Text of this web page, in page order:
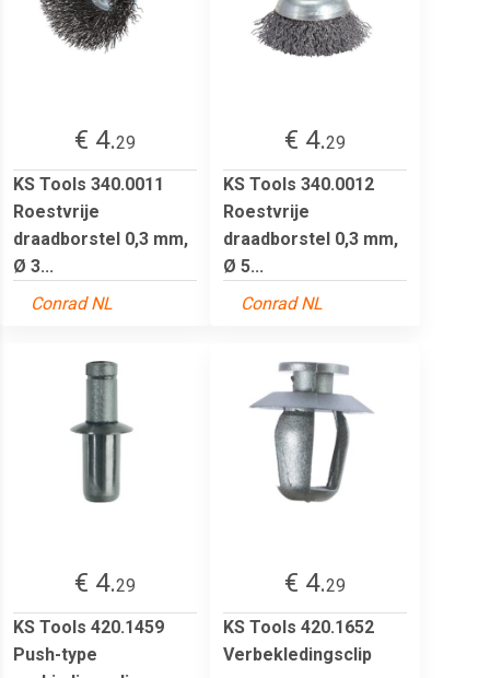
€ 4.29
KS Tools 340.0011
Roestvrije
draadborstel 0,3 mm,
Ø 3...
Conrad NL
€ 4.29
KS Tools 340.0012
Roestvrije
draadborstel 0,3 mm,
Ø 5...
Conrad NL
€ 4.29
KS Tools 420.1459
Push-type
€ 4.29
KS Tools 420.1652
Verbekledingsclip